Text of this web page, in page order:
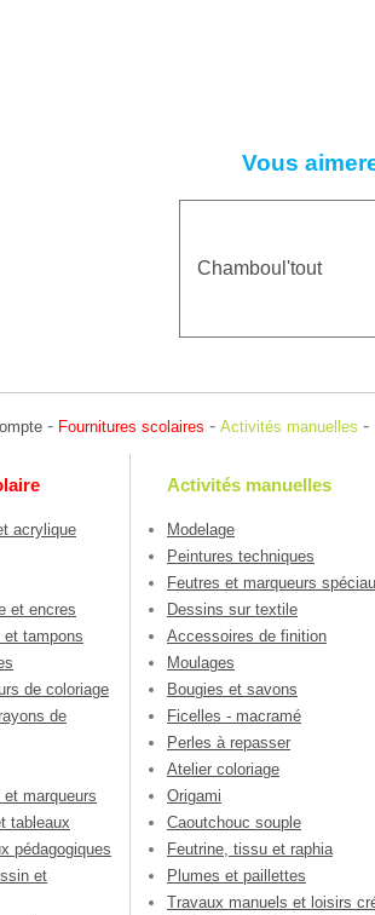
Vous
Chamboul'tout
- Fournitures scolaires - Activités manuelles -
acrylique
et encres
et tampons
de coloriage
de
marqueurs
tableaux
pédagogiques
et
Activités manuelles
Modelage
Peintures techniques
Feutres et marqueurs
Dessins sur textile
Accessoires de finition
Moulages
Bougies et savons
Ficelles - macramé
Perles à repasser
Atelier coloriage
Origami
Caoutchouc souple
Feutrine, tissu et raphia
Plumes et paillettes
Travaux manuels et loisirs